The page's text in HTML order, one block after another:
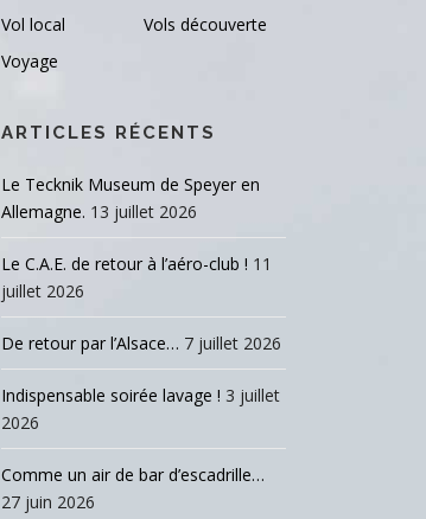
Vol local
Vols découverte
Voyage
ARTICLES RÉCENTS
Le Tecknik Museum de Speyer en
Allemagne. 13 juillet 2026
Le C.A.E. de retour à l’aéro-club ! 11
juillet 2026
De retour par l’Alsace… 7 juillet 2026
Indispensable soirée lavage ! 3 juillet
2026
Comme un air de bar d’escadrille…
27 juin 2026